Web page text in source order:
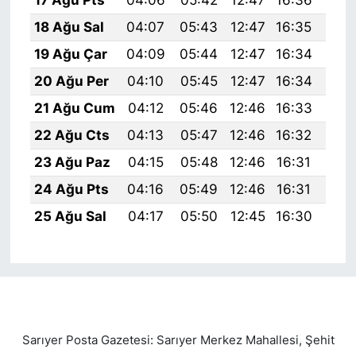
18 Ağu Sal
04:07 05:43 12:47 16:35
19 Ağu Çar
04:09 05:44 12:47 16:34
20 Ağu Per
04:10 05:45 12:47 16:34
21 Ağu Cum
04:12 05:46 12:46 16:33
22 Ağu Cts
04:13 05:47 12:46 16:32
23 Ağu Paz
04:15 05:48 12:46 16:31
24 Ağu Pts
04:16 05:49 12:46 16:31
25 Ağu Sal
04:17 05:50 12:45 16:30
Sarıyer Posta Gazetesi: Sarıyer Merkez Mahallesi, Şehit